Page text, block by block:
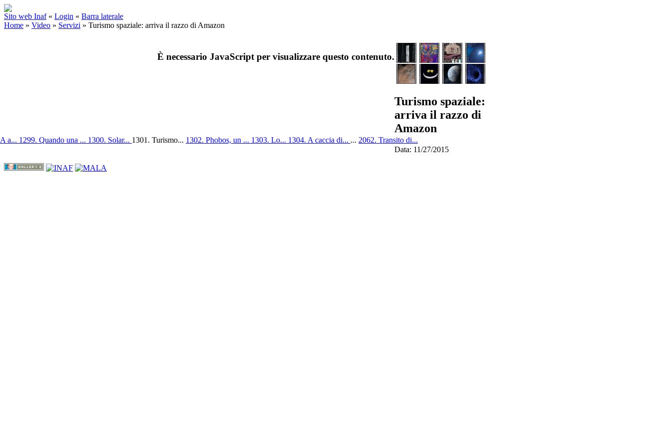
Sito web Inaf « Login « Barra laterale
Home » Video » Servizi » Turismo spaziale: arriva il razzo di Amazon
È necessario JavaScript per visualizzare questo contenuto.
Turismo spaziale:
arriva il razzo di
Amazon
Data: 11/27/2015
a... 1299. Quando una ... 1300. Solar... 1301. Turismo... 1302. Phobos, un ... 1303. Lo... 1304. A caccia di... ... 2062. Transito di...